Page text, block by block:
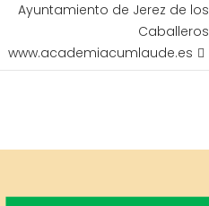
Ayuntamiento de Jerez de los
Caballeros
www.academiacumlaude.es